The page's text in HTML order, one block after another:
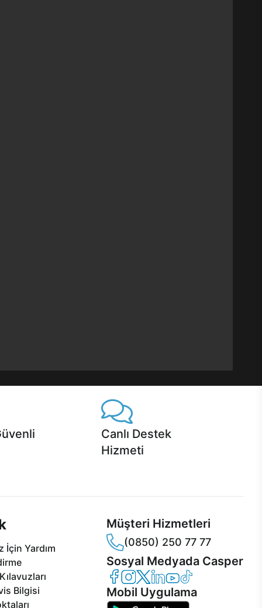
Canlı Destek
Hizmeti
İçin Yardım
Bilgisi
Müşteri Hizmetleri
(0850) 250 77 77
Sosyal Medyada Casper
Casper Facebook
Casper Instagram
Casper Twitter
Casper LinkedIn
Casper YouTube
Casper TikTok
Mobil Uygulama